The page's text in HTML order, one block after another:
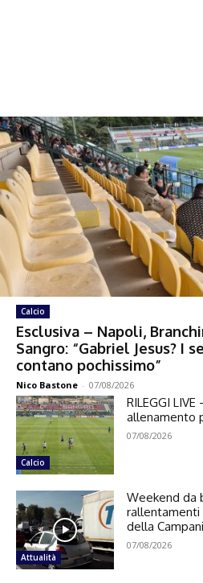
Calcio
Esclusiva – Napoli,
Sangro: “Gabriel Jesus? I
contano pochissimo”
Nico Bastone - 07/08/2026
Calcio
RILEGGI
allenamento
07/08/2026
Attualità
Weekend da
rallentamenti
della
07/08/2026